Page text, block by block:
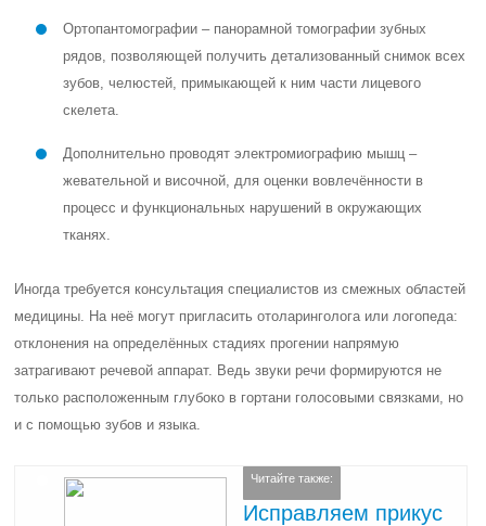
Ортопантомографии – панорамной томографии зубных
рядов, позволяющей получить детализованный снимок всех
зубов, челюстей, примыкающей к ним части лицевого
скелета.
Дополнительно проводят электромиографию мышц –
жевательной и височной, для оценки вовлечённости в
процесс и функциональных нарушений в окружающих
тканях.
Иногда требуется консультация специалистов из смежных областей
медицины. На неё могут пригласить отоларинголога или логопеда:
отклонения на определённых стадиях прогении напрямую
затрагивают речевой аппарат. Ведь звуки речи формируются не
только расположенным глубоко в гортани голосовыми связками, но
и с помощью зубов и языка.
Читайте также:
Исправляем прикус